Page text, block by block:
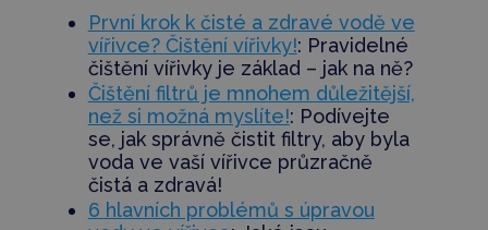
První krok k čisté a zdravé vodě ve
vířivce? Čištění vířivky!: Pravidelné
čištění vířivky je základ – jak na ně?
Čištění filtrů je mnohem důležitější,
než si možná myslíte!: Podívejte
se, jak správně čistit filtry, aby byla
voda ve vaší vířivce průzračně
čistá a zdravá!
6 hlavních problémů s úpravou